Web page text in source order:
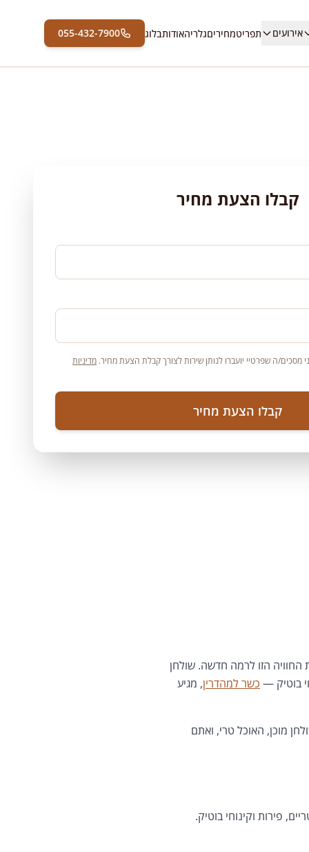
אירועים תפריטמחיריםגלריהאודותבלוג 055-432-7900
קבלו הצעת מחיר
ה שפרטיי יועברו לנותן שירות לצורך קבלת הצעת מחיר. מדיניות
קבלו הצעת מחיר
הזו לרמה חדשה. שולחן
בוטיק — כשר למהדרין, מגיע
מוכן, האוכל טרי, ואתם
9 סוגי מטוגנים, 8 סלטים טריים, פירות וקינוחי בוטיק.